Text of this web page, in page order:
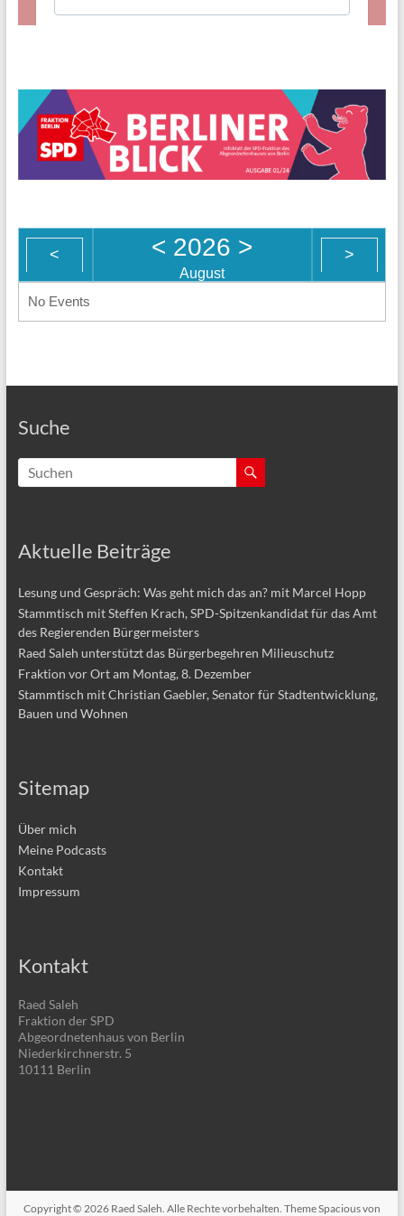
< < 2026 >
August
>
No Events
Suche
Aktuelle Beiträge
Lesung und Gespräch: Was geht mich das an? mit Marcel Hopp
Stammtisch mit Steffen Krach, SPD-Spitzenkandidat für das Amt
des Regierenden Bürgermeisters
Raed Saleh unterstützt das Bürgerbegehren Milieuschutz
Fraktion vor Ort am Montag, 8. Dezember
Stammtisch mit Christian Gaebler, Senator für Stadtentwicklung,
Bauen und Wohnen
Sitemap
Über mich
Meine Podcasts
Kontakt
Impressum
Kontakt
Raed Saleh
Fraktion der SPD
Abgeordnetenhaus von Berlin
Niederkirchnerstr. 5
10111 Berlin
Copyright © 2026 Raed Saleh . Alle Rechte vorbehalten. ThemeSpaciousvon